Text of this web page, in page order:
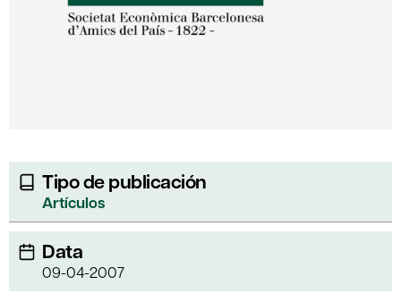
Tipo de publicación
Artículos
Data
09-04-2007